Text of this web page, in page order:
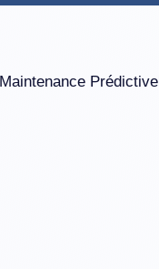
Maintenance Prédictive